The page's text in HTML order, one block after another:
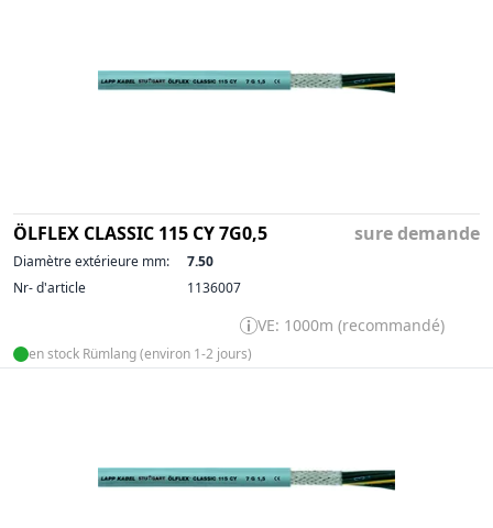
ÖLFLEX CLASSIC 115 CY 7G0,5 sure demande
Diamètre extérieure mm:
7.50
Nr- d'article
1136007
VE: 1000m (recommandé)
en stock Rümlang (environ 1-2 jours)